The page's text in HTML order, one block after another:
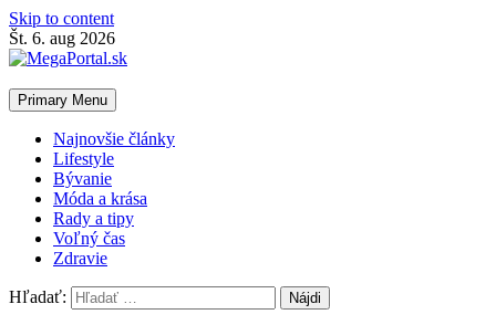
Skip to content
Št. 6. aug 2026
Primary Menu
Najnovšie články
Lifestyle
Bývanie
Móda a krása
Rady a tipy
Voľný čas
Zdravie
Hľadať: